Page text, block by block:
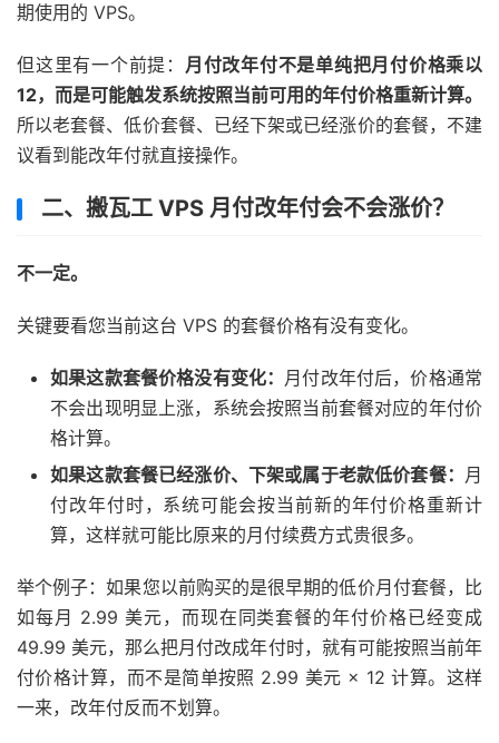
期使用的 VPS。
但这里有一个前提： 月付改年付不是单纯把月付价格乘以
12，而是可能触发系统按照当前可用的年付价格重新计算。
所以老套餐、低价套餐、已经下架或已经涨价的套餐，不建
议看到能改年付就直接操作。
二、搬瓦工 VPS 月付改年付会不会涨价？
不一定。
关键要看您当前这台 VPS 的套餐价格有没有变化。
如果这款套餐价格没有变化： 月付改年付后，价格通常
不会出现明显上涨，系统会按照当前套餐对应的年付价
格计算。
如果这款套餐已经涨价、下架或属于老款低价套餐： 月
付改年付时，系统可能会按当前新的年付价格重新计
算，这样就可能比原来的月付续费方式贵很多。
举个例子：如果您以前购买的是很早期的低价月付套餐，比
如每月 2.99 美元，而现在同类套餐的年付价格已经变成
49.99 美元，那么把月付改成年付时，就有可能按照当前年
付价格计算，而不是简单按照 2.99 美元 × 12 计算。这样
一来，改年付反而不划算。